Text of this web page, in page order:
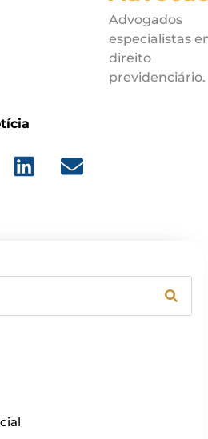
Advogados
especialistas
direito
previdenciário.